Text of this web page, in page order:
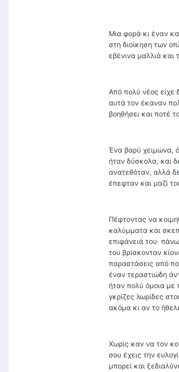
Μια φορά κι έναν
στη διοίκηση των
εβένινα μαλλιά
Από πολύ νέος είχε
αυτά τον έκαναν
βοηθήσει και ποτέ
Ένα βαρύ χειμώνα,
ήταν δύσκολα, και
ανατεθόταν, αλλά
έπεφταν και μαζί
Πέφτοντας να
καλύμματα και
επιφάνειά του·
του βρίσκονταν
παραστάσεις από
έναν τεραστιώδη
ήταν πολύ όμοια με
γκρίζες λωρίδες
ακόμα κι αν το
Χωρίς καν να τον
σου έχεις την
μπορεί και